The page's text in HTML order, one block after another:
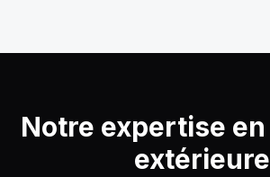
Notre expertise en
extérieure